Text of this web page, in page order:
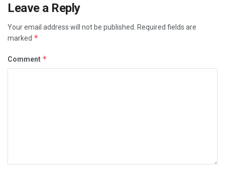
Leave a Reply
Your email address will not be published.
Required fields are
marked *
Comment *